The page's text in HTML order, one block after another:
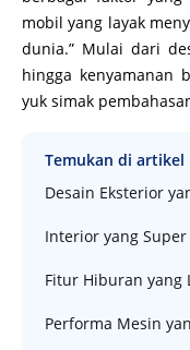
mobil yang layak
dunia.” Mulai dari
hingga kenyamanan
yuk simak
Temukan di artikel
Desain Eksterior
Interior yang
Fitur Hiburan yang
Performa Mesin